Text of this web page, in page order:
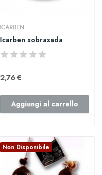
ICARBEN
Icarben sobrasada
2,76 €
Aggiungi al carrello
Non Disponibile